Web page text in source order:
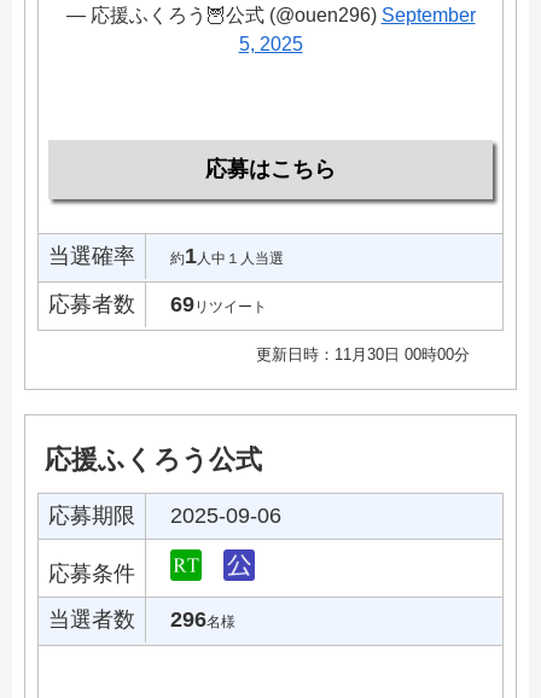
— 応援ふくろう🦉公式 (@ouen296) September
5, 2025
応募はこちら
当選確率 約1人中１人当選
応募者数 69リツイート
更新日時：11月30日 00時00分
応援ふくろう公式
応募期限 2025-09-06
応募条件
当選者数
296名様